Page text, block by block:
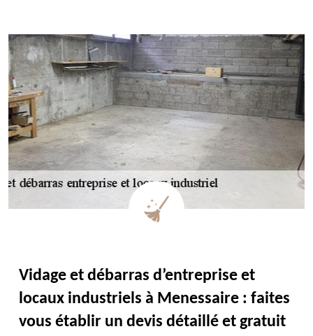
Vidage et débarras d’entreprise et
locaux industriels à Menessaire : faites
vous établir un devis détaillé et gratuit